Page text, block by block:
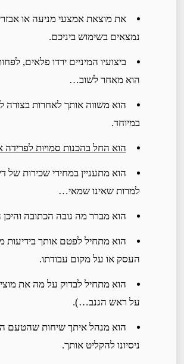
את מוצאת אמצעי מניעה או
נמצאים בשימוש ביניכם.
ביצועיו המיניים ירדו פלאים,
הוא מאחר לשוב…
הוא משווה אותך לאחרות בצורה
במיוחד.
הוא החל בהכנות סמויות לפרידה או
הוא מתעניין במחירי שכירות של
למרות שאינו שמאי…
הוא מברר מה גובה הכתובה והיכן
הוא מתחיל לפטם אותך בידיעות
העסק או על מקום עבודתו.
הוא מתחיל לבדוק על מה את
על ראש הגנב…).
הוא מנהל איתך שיחות שהטעם
ניסיונו להקליט אותך.